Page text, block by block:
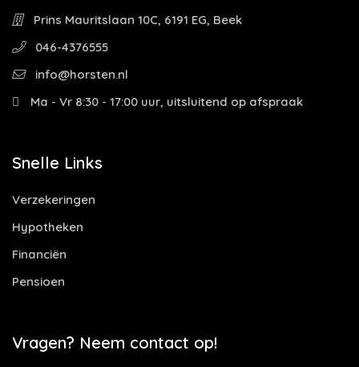
Prins Mauritslaan 10C, 6191 EG, Beek
046-4376555
info@horsten.nl
Ma - Vr 8:30 - 17:00 uur, uitsluitend op afspraak
Snelle Links
Verzekeringen
Hypotheken
Financiën
Pensioen
Vragen? Neem contact op!